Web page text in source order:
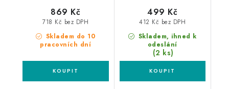
Skladem do 10
pracovních dní
718 Kč bez DPH
869 Kč
Skladem, ihned k
odeslání
(2 ks)
412 Kč bez DPH
499 Kč